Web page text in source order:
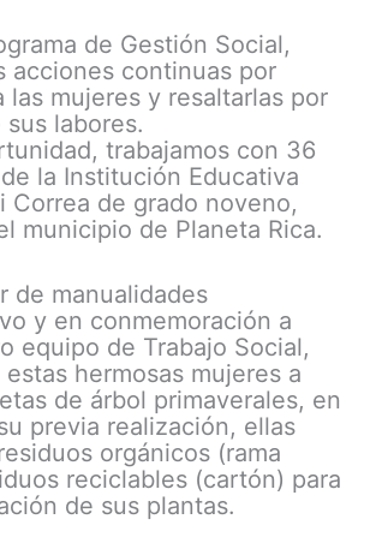
de Gestión Social,
acciones continuas por
las mujeres y resaltarlas por
labores.
trabajamos con 36
la Institución Educativa
Correa de grado noveno,
municipio de Planeta Rica.
de manualidades
y en conmemoración a
equipo de Trabajo Social,
hermosas mujeres a
de árbol primaverales, en
previa realización, ellas
orgánicos (rama
reciclables (cartón) para
de sus plantas.